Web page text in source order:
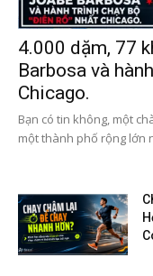
4.000 dặm, 77
Barbosa và
Chicago.
Bạn có tin không, một
một thành phố rộng lớn